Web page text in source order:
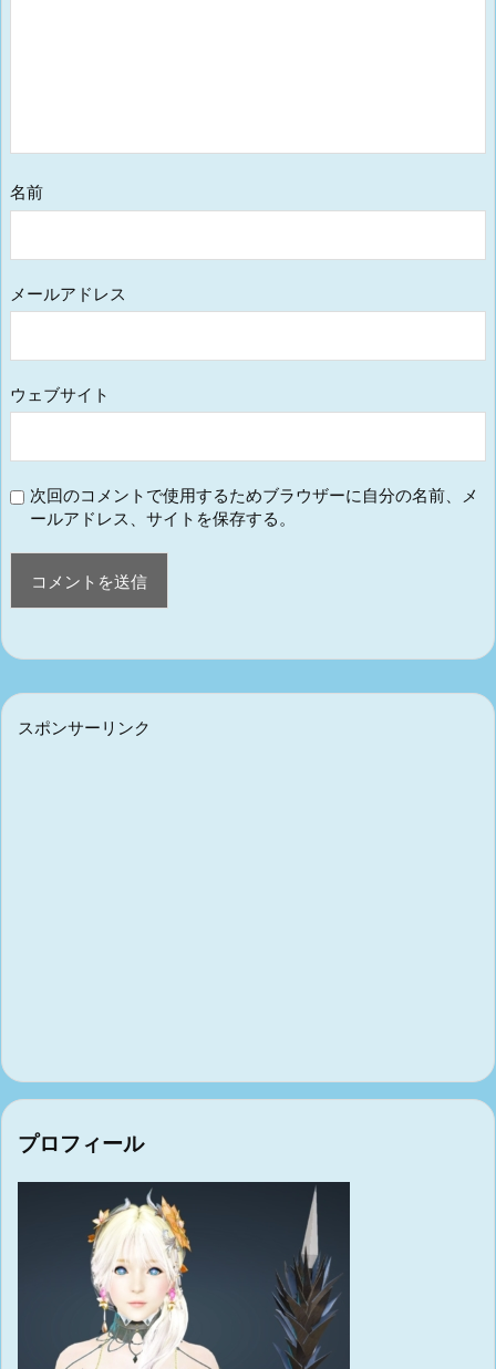
名前
メールアドレス
ウェブサイト
次回のコメントで使用するためブラウザーに自分の名前、メ
ールアドレス、サイトを保存する。
スポンサーリンク
プロフィール